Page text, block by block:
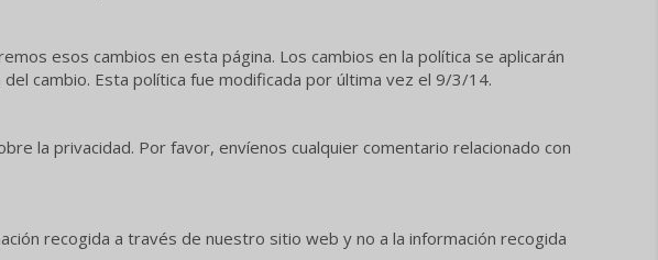
esos cambios en esta página. Los cambios en la política se aplicarán
cambio. Esta política fue modificada por última vez el 9/3/14.
la privacidad. Por favor, envíenos cualquier comentario relacionado con
recogida a través de nuestro sitio web y no a la información recogida